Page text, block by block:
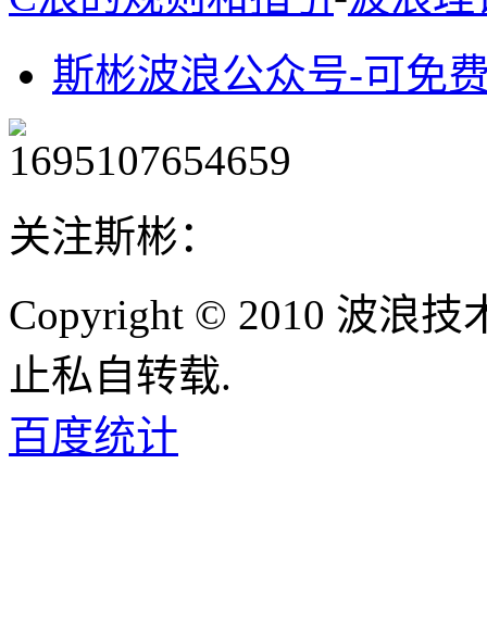
斯彬波浪公众号-可免
关注斯彬：
Copyright © 2010 波浪技
止私自转载.
百度统计